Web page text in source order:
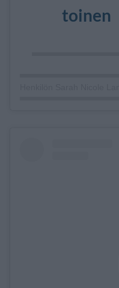
toinen